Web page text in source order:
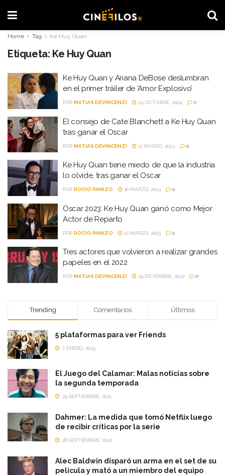
Home Tag Ke Huy Quan
Etiqueta: Ke Huy Quan
Ke Huy Quan y Ariana DeBose deslumbran
en el primer tráiler de ‘Amor Explosivo’
POR MATIAS DEVINCENZI 24 OCTUBRE, 2024 0
El consejo de Cate Blanchett a Ke Huy Quan
tras ganar el Oscar
POR MATIAS DEVINCENZI 17 MARZO, 2023 0
Ke Huy Quan tiene miedo de que la industria
lo olvide, tras ganar el Oscar
POR ROCIO PANIZO 16 MARZO, 2023 0
Oscar 2023: Ke Huy Quan ganó como Mejor
Actor de Reparto
POR ROCIO PANIZO 12 MARZO, 2023 0
Tres actores que volvieron a realizar grandes
papeles en el 2022
POR MATIAS DEVINCENZI 29 DICIEMBRE, 2022 0
Trending Comentarios Últimos
5 plataformas para ver Friends
7 ENERO, 2025
El Juego del Calamar: Malas noticias sobre
la segunda temporada
29 SEPTIEMBRE, 2021
Dahmer: La medida que tomó Netflix luego
de recibir críticas por la serie
28 SEPTIEMBRE, 2022
Alec Baldwin disparó un arma en el set de su
película y mató a un miembro del equipo